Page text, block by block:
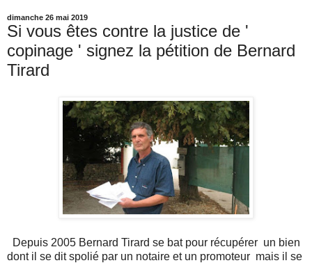
dimanche 26 mai 2019
Si vous êtes contre la justice de '
copinage ' signez la pétition de Bernard
Tirard
Depuis 2005 Bernard Tirard se bat pour récupérer un bien
dont il se dit spolié par un notaire et un promoteur mais il se